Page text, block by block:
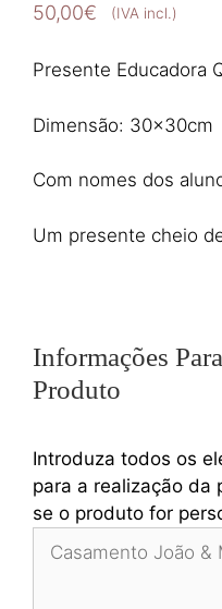
50,00€ (IVA incl.)
Presente Educadora
Dimensão: 30x30cm
Com nomes dos
Um presente cheio
Informações
Produto
Introduza todos os
para a realização da
se o produto for